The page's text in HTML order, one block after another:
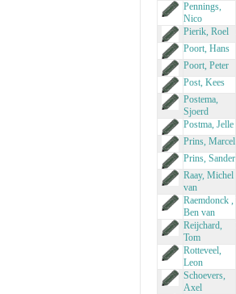
Pennings,
Nico
Pierik, Roel
Poort, Hans
Poort, Peter
Post, Kees
Postema,
Sjoerd
Postma, Jelle
Prins, Marcel
Prins, Sander
Raay, Michel
van
Raemdonck ,
Ben van
Reijchard,
Tom
Rotteveel,
Leon
Schoevers,
Axel